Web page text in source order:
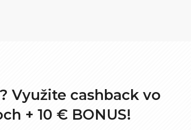
Využite cashback vo
+10 € BONUS!